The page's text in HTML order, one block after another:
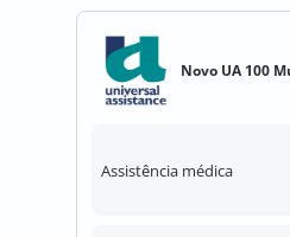
Novo UA 100
Assistência médica